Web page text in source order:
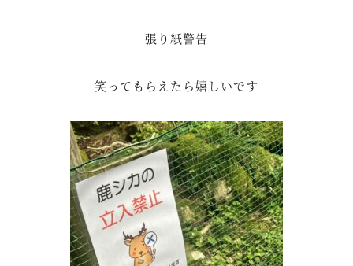
張り紙警告
笑ってもらえたら嬉しいです